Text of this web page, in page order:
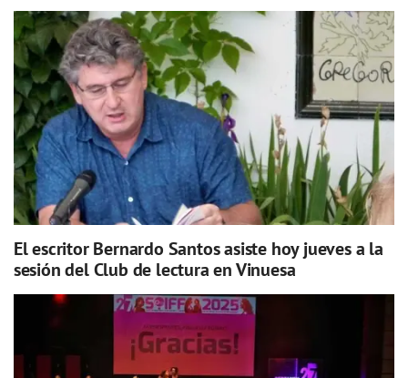
El escritor Bernardo Santos asiste hoy jueves a la
sesión del Club de lectura en Vinuesa